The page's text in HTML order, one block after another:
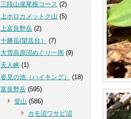
三段山崖尾根コース(2)
上ホロカメットク山(5)
上富良野岳(2)
十勝岳(望岳台）(7)
大雪高原沼めぐり一周(9)
天人峡(1)
姿見の池（ハイキング）(18)
富良野岳(595)
登山(586)
カモ沼ワサビ沼